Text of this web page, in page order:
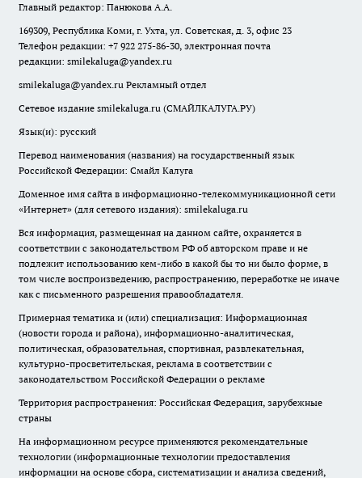
Главный редактор: Панюкова А.А.
169309, Республика Коми, г. Ухта, ул. Советская, д. 3, офис 23
Телефон редакции: +7 922 275-86-30, электронная почта
редакции: smilekaluga@yandex.ru
smilekaluga@yandex.ru Рекламный отдел
Сетевое издание smilekaluga.ru (СМАЙЛКАЛУГА.РУ)
Язык(и): русский
Перевод наименования (названия) на государственный язык
Российской Федерации: Смайл Калуга
Доменное имя сайта в информационно-телекоммуникационной сети
«Интернет» (для сетевого издания): smilekaluga.ru
Вся информация, размещенная на данном сайте, охраняется в
соответствии с законодательством РФ об авторском праве и не
подлежит использованию кем-либо в какой бы то ни было форме, в
том числе воспроизведению, распространению, переработке не иначе
как с письменного разрешения правообладателя.
Примерная тематика и (или) специализация: Информационная
(новости города и района), информационно-аналитическая,
политическая, образовательная, спортивная, развлекательная,
культурно-просветительская, реклама в соответствии с
законодательством Российской Федерации о рекламе
Территория распространения: Российская Федерация, зарубежные
страны
На информационном ресурсе применяются рекомендательные
технологии (информационные технологии предоставления
информации на основе сбора, систематизации и анализа сведений,